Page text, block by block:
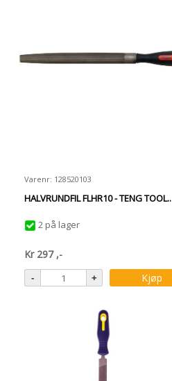
Varenr: 128520103
HALVRUNDFIL FLHR10 - TENG TOOL..
2 på lager
Kr 297 ,-
Kjøp